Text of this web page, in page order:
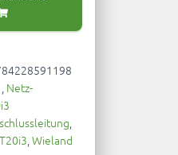
, Netz-
,
,Wieland